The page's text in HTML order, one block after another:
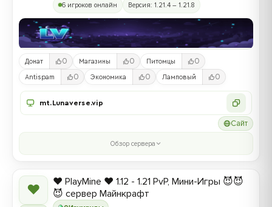
6 игроков онлайн Версия: 1.21.4 – 1.21.8
Донат 0 Магазины 0 Питомцы 0
Antispam 0 Экономика 0 Ламповый 0
mt.Lunaverse.vip
Сайт
Обзор сервера
❤
❤️ PlayMine ❤️ 1.12 - 1.21 PvP, Мини-Игры 😈😈
😈 сервер Майнкрафт